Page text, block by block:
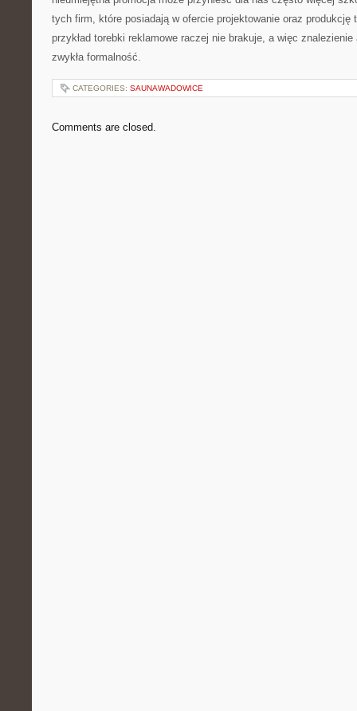
tych firm, które posiadają w ofercie projektowanie oraz produkcję
przykład torebki reklamowe raczej nie brakuje, a więc
zwykła formalność.
CATEGORIES: SAUNAWADOWICE
Comments are closed.